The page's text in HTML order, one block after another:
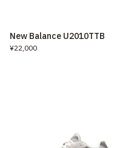
New Balance U2010TTB
¥22,000